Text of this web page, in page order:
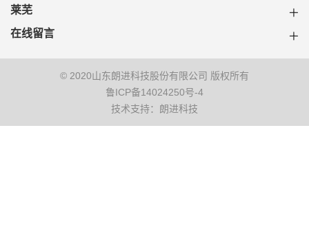
莱芜
在线留言
© 2020山东朗进科技股份有限公司 版权所有
鲁ICP备14024250号-4
技术支持：朗进科技